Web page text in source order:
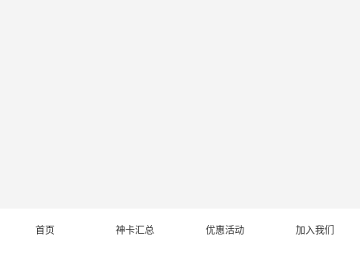
首页 神卡汇总 优惠活动 加入我们